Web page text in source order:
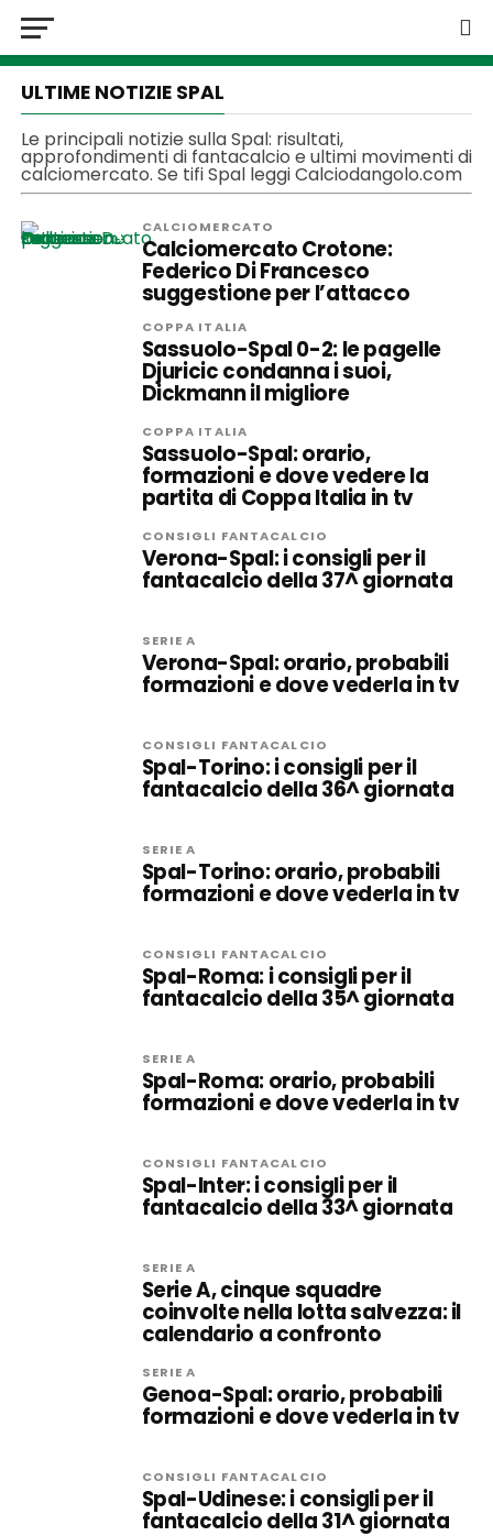
ULTIME NOTIZIE SPAL
Le principali notizie sulla Spal: risultati,
approfondimenti di fantacalcio e ultimi movimenti di
calciomercato. Se tifi Spal leggi Calciodangolo.com
CALCIOMERCATO
Calciomercato Crotone:
Federico Di Francesco
suggestione per l’attacco
COPPA ITALIA
Sassuolo-Spal 0-2: le pagelle
Djuricic condanna i suoi,
Dickmann il migliore
COPPA ITALIA
Sassuolo-Spal: orario,
formazioni e dove vedere la
partita di Coppa Italia in tv
CONSIGLI FANTACALCIO
Verona-Spal: i consigli per il
fantacalcio della 37^ giornata
SERIE A
Verona-Spal: orario, probabili
formazioni e dove vederla in tv
CONSIGLI FANTACALCIO
Spal-Torino: i consigli per il
fantacalcio della 36^ giornata
SERIE A
Spal-Torino: orario, probabili
formazioni e dove vederla in tv
CONSIGLI FANTACALCIO
Spal-Roma: i consigli per il
fantacalcio della 35^ giornata
SERIE A
Spal-Roma: orario, probabili
formazioni e dove vederla in tv
CONSIGLI FANTACALCIO
Spal-Inter: i consigli per il
fantacalcio della 33^ giornata
SERIE A
Serie A, cinque squadre
coinvolte nella lotta salvezza: il
calendario a confronto
SERIE A
Genoa-Spal: orario, probabili
formazioni e dove vederla in tv
CONSIGLI FANTACALCIO
Spal-Udinese: i consigli per il
fantacalcio della 31^ giornata